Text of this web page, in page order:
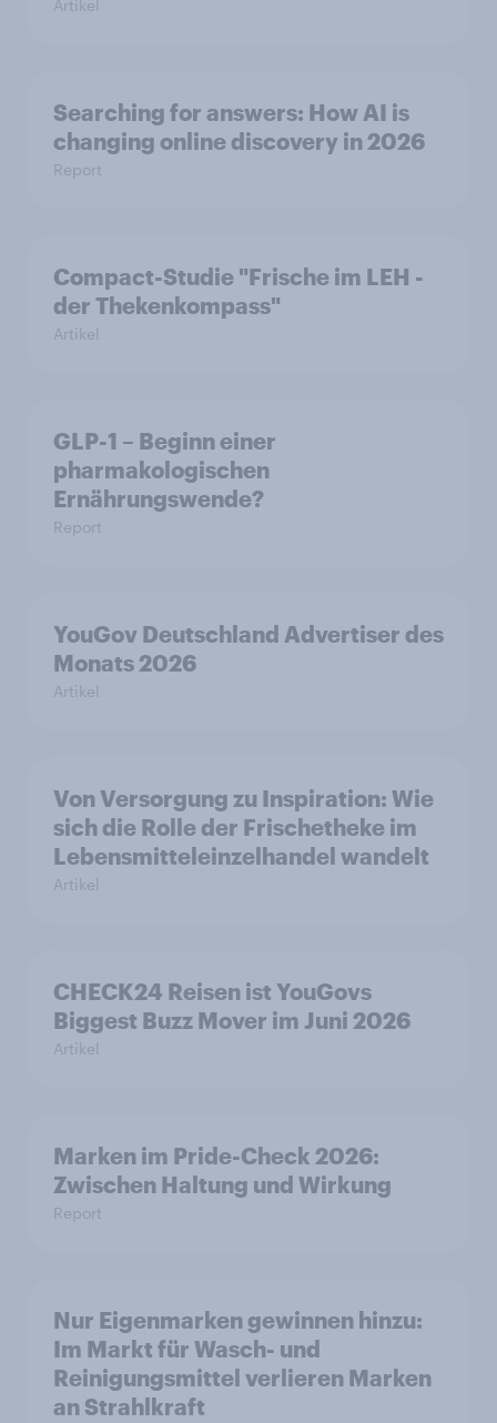
Artikel
Searching for answers: How AI is
changing online discovery in 2026
Report
Compact-Studie "Frische im LEH -
der Thekenkompass"
Artikel
GLP-1 – Beginn einer
pharmakologischen
Ernährungswende?
Report
YouGov Deutschland Advertiser des
Monats 2026
Artikel
Von Versorgung zu Inspiration: Wie
sich die Rolle der Frischetheke im
Lebensmitteleinzelhandel wandelt
Artikel
CHECK24 Reisen ist YouGovs
Biggest Buzz Mover im Juni 2026
Artikel
Marken im Pride-Check 2026:
Zwischen Haltung und Wirkung
Report
Nur Eigenmarken gewinnen hinzu:
Im Markt für Wasch- und
Reinigungsmittel verlieren Marken
an Strahlkraft